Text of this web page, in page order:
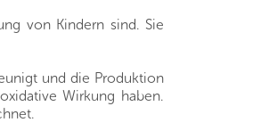
von Kindern sind. Sie
und die Produktion
Wirkung haben.